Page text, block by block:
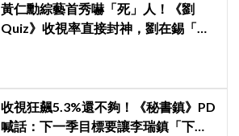
黃仁勳綜藝首秀嚇「死」人！《劉
Quiz》收視率直接封神，劉在錫「MC
收視狂飆5.3%還不夠！《秘書鎮》PD
喊話：下一季目標要讓李瑞鎮「下